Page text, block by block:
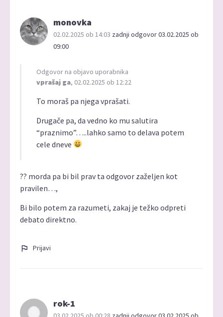
monovka
02.02.2025 ob 14:03 zadnji odgovor 03.02.2025 ob
09:00
Odgovor na objavo uporabnika
vprašaj ga, 02.02.2025 ob 12:22
To moraš pa njega vprašati.
Drugače pa, da vedno ko mu salutira
“praznimo”…..lahko samo to delava potem
cele dneve
?? morda pa bi bil prav ta odgovor zaželjen kot
pravilen…,
Bi bilo potem za razumeti, zakaj je težko odpreti
debato direktno.
Prijavi
rok-1